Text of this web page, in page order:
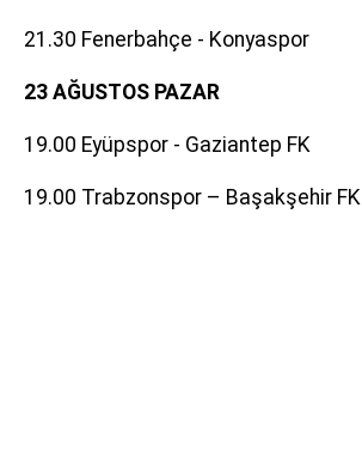
21.30 Fenerbahçe - Konyaspor
23 AĞUSTOS PAZAR
19.00 Eyüpspor - Gaziantep FK
19.00 Trabzonspor – Başakşehir FK